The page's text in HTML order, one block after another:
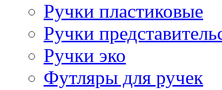
Ручки пластиковые
Ручки
Ручки эко
Футляры для ручек